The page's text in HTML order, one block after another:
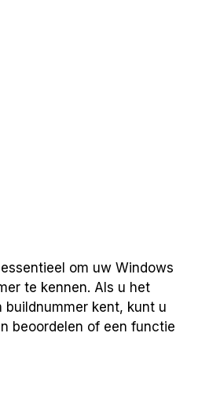
om uw Windows
te kennen. Als u het
buildnummer kent, kunt u
beoordelen of een functie